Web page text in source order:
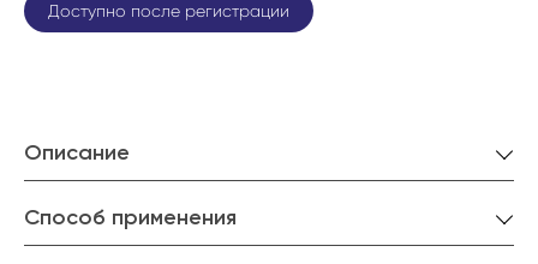
Доступно после регистрации
Описание
Способ применения